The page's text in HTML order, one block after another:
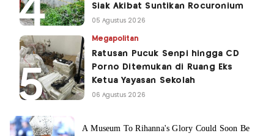
Siak Akibat Suntikan Rocuronium
05 Agustus 2026
Megapolitan
Ratusan Pucuk Senpi hingga CD
Porno Ditemukan di Ruang Eks
Ketua Yayasan Sekolah
06 Agustus 2026